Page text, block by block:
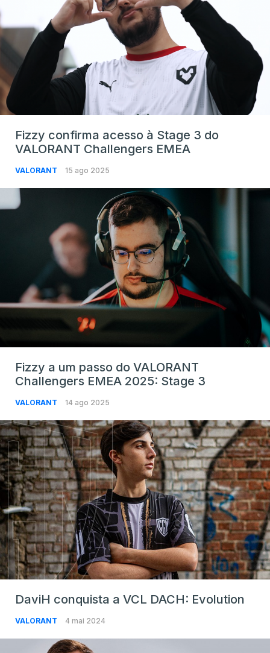
Fizzy confirma acesso à Stage 3 do
VALORANT Challengers EMEA
VALORANT 15 ago 2025
Fizzy a um passo do VALORANT
Challengers EMEA 2025: Stage 3
VALORANT 14 ago 2025
DaviH conquista a VCL DACH: Evolution
VALORANT 4 mai 2024